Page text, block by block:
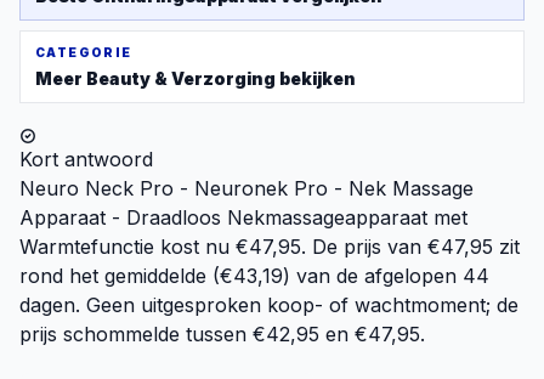
CATEGORIE
Meer Beauty & Verzorging bekijken
Kort antwoord
Neuro Neck Pro - Neuronek Pro - Nek Massage
Apparaat - Draadloos Nekmassageapparaat met
Warmtefunctie kost nu €47,95. De prijs van €47,95 zit
rond het gemiddelde (€43,19) van de afgelopen 44
dagen. Geen uitgesproken koop- of wachtmoment; de
prijs schommelde tussen €42,95 en €47,95.